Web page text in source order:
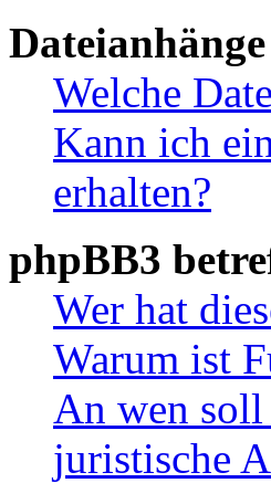
Dateianhänge
Welche
Kann ich
erhalten?
phpBB3
Wer hat
Warum ist
An wen soll
juristische